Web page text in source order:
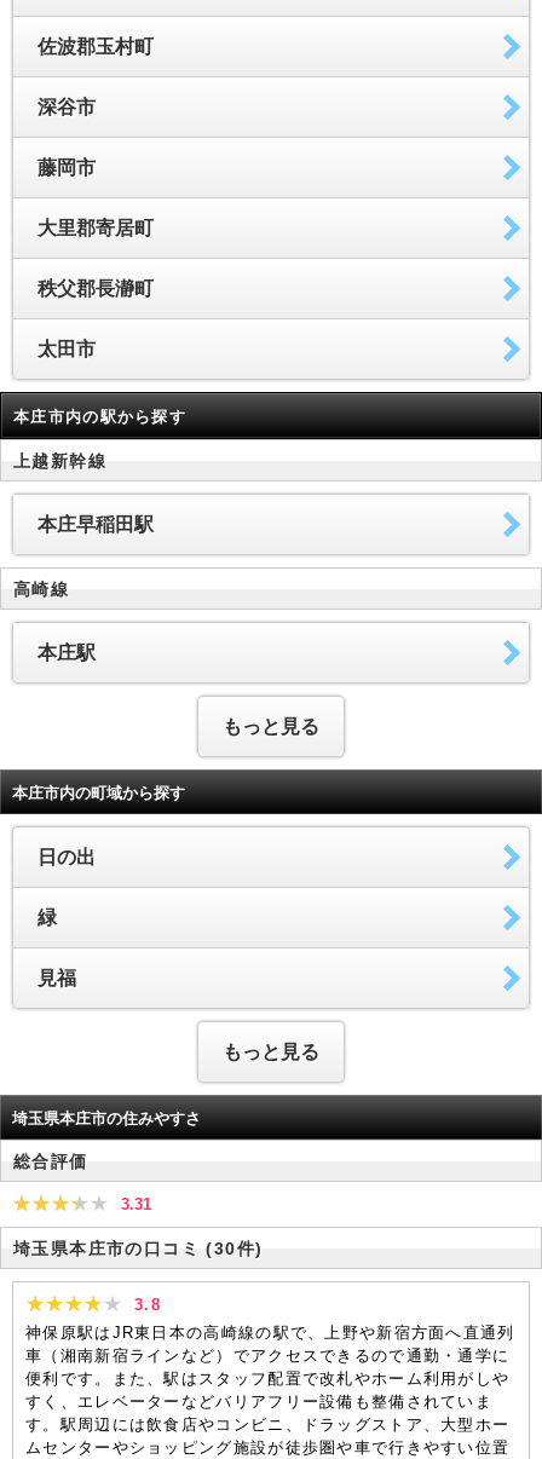
佐波郡玉村町
深谷市
藤岡市
大里郡寄居町
秩父郡長瀞町
太田市
本庄市内の駅から探す
上越新幹線
本庄早稲田駅
高崎線
本庄駅
もっと見る
本庄市内の町域から探す
日の出
緑
見福
もっと見る
埼玉県本庄市の住みやすさ
総合評価
3.31
埼玉県本庄市の口コミ (30件)
3.8
神保原駅はJR東日本の高崎線の駅で、上野や新宿方面へ直通列
車（湘南新宿ラインなど）でアクセスできるので通勤・通学に
便利です。また、駅はスタッフ配置で改札やホーム利用がしや
すく、エレベーターなどバリアフリー設備も整備されていま
す。駅周辺には飲食店やコンビニ、ドラッグストア、大型ホー
ムセンターやショッピング施設が徒歩圏や車で行きやすい位置